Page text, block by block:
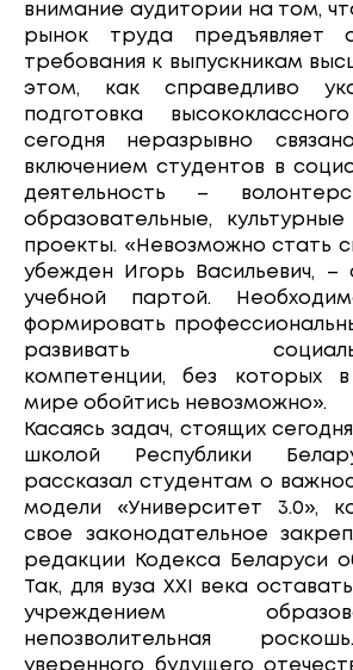
внимание аудитории на том,
рынок труда предъявляет
требования к выпускникам
этом, как справедливо
подготовка
сегодня неразрывно
включением студентов в
деятельность –
образовательные,
проекты. «Невозможно стать
убежден Игорь Васильевич, –
учебной партой.
формировать
развивать социально-
компетенции, без которых
мире обойтись невозможно».
Касаясь задач, стоящих
школой Республики
рассказал студентам о
модели «Университет 3.0»,
свое законодательное
редакции Кодекса Беларуси
Так, для вуза XXI века
учреждением
непозволительная
уверенного будущего